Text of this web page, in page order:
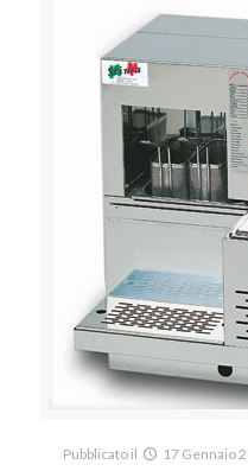
Pubblicato il 17 Gennaio